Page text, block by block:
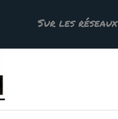
Sur les réseaux